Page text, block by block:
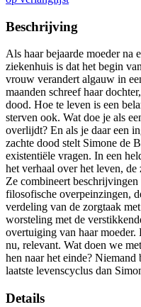
Beschrijving
Als haar bejaarde moeder na
ziekenhuis is dat het begin
vrouw verandert algauw in
maanden schreef haar
dood. Hoe te leven is een
sterven ook. Wat doe je als
overlijdt? En als je daar een
zachte dood stelt Simone de
existentiële vragen. In een
het verhaal over het leven, de
Ze combineert
filosofische overpeinzingen,
verdeling van de zorgtaak
worsteling met de
overtuiging van haar
nu, relevant. Wat doen we
hen naar het einde?
laatste levenscyclus dan
Details